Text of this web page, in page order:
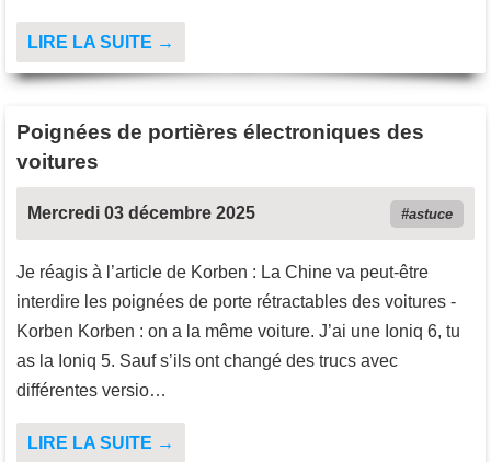
LIRE LA SUITE →
Poignées de portières électroniques des
voitures
Mercredi 03 décembre 2025 astuce
Je réagis à l’article de Korben : La Chine va peut-être
interdire les poignées de porte rétractables des voitures -
Korben Korben : on a la même voiture. J’ai une Ioniq 6, tu
as la Ioniq 5. Sauf s’ils ont changé des trucs avec
différentes versio…
LIRE LA SUITE →